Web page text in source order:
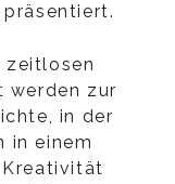
zeitlosen
werden zur
in der
in einem